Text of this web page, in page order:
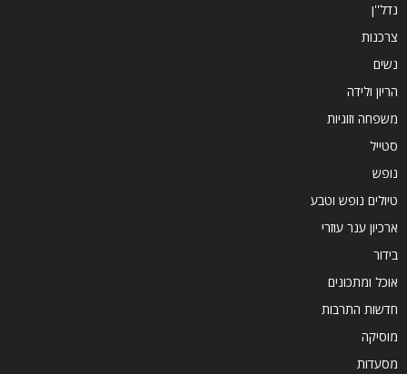
נדל''ן
צרכנות
נשים
הריון ולידה
משפחה וזוגיות
סטייל
נופש
טיולים נופש וטבע
ארכיון ענר עוזרי
בידור
אוכל ומתכונים
חדשות התרבות
מוסיקה
מסעדות